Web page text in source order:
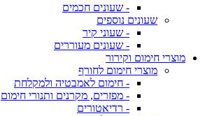
- שעונים חכמים
שעונים נוספים
- שעוני קיר
- שעונים מעוררים
מוצרי חימום וקירור
מוצרי חימום לחורף
- חימום לאמבטיה ולמקלחת
- מפזרים, מקרנים ותנורי חימום
- רדיאטורים